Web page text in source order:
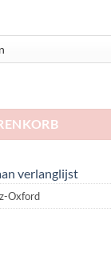
verlanglijst
Oxford